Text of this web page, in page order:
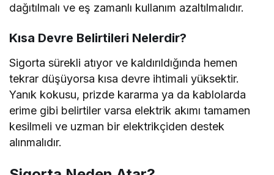
dağıtılmalı ve eş zamanlı kullanım azaltılmalıdır.
Kısa Devre Belirtileri Nelerdir?
Sigorta sürekli atıyor ve kaldırıldığında hemen
tekrar düşüyorsa kısa devre ihtimali yüksektir.
Yanık kokusu, prizde kararma ya da kablolarda
erime gibi belirtiler varsa elektrik akımı tamamen
kesilmeli ve uzman bir elektrikçiden destek
alınmalıdır.